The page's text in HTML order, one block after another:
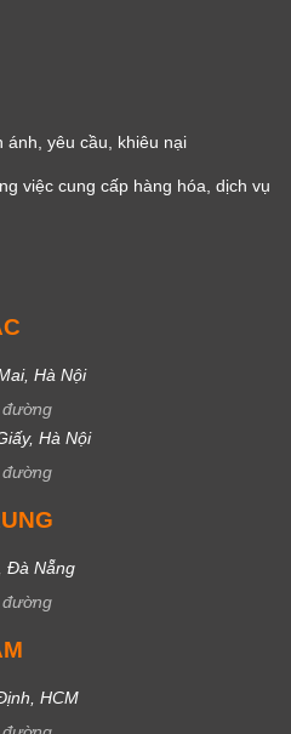
ánh, yêu cầu, khiêu nại
việc cung cấp hàng hóa, dịch vụ
Hà Nội
Hà Nội
Đà Nẵng
HCM